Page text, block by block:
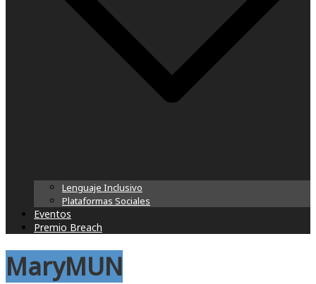
Lenguaje Inclusivo
Plataformas Sociales
Eventos
Premio Breach
MaryMUN